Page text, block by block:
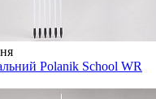
Polanik School WR